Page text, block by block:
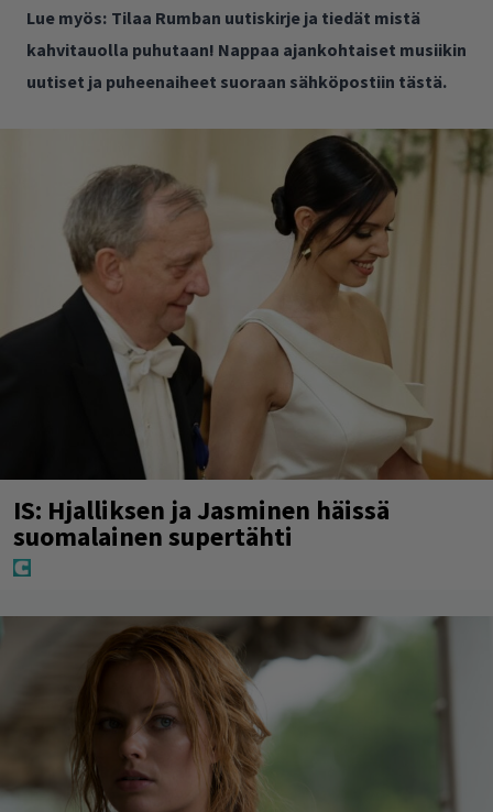
Lue myös: Tilaa Rumban uutiskirje ja tiedät mistä
kahvitauolla puhutaan! Nappaa ajankohtaiset musiikin
uutiset ja puheenaiheet suoraan sähköpostiin tästä.
IS: Hjalliksen ja Jasminen häissä
suomalainen supertähti